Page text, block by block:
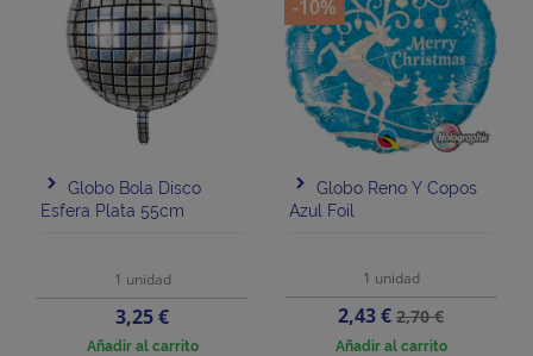
Globo Bola Disco
Esfera Plata 55cm
1 unidad
Precio
3,25 €
Añadir al carrito
Globo Reno Y Copos
Azul Foil
1 unidad
Precio
2,43 €Precio
base
2,70 €
Añadir al carrito
-10%